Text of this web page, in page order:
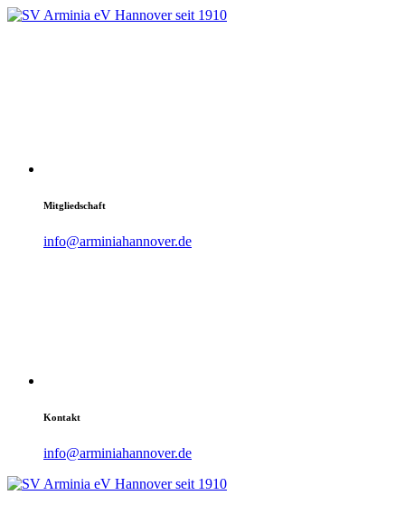
Mitgliedschaft
info@arminiahannover.de
Kontakt
info@arminiahannover.de